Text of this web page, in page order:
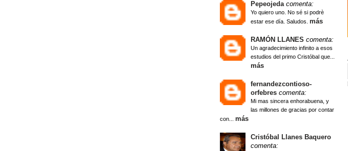
Pepeojeda comenta:
Yo quiero uno. No sé si podrè
estar ese día. Saludos. más
RAMÓN LLANES comenta:
Un agradecimiento infinito a esos
estudios del primo Cristóbal que...
más
fernandezcontioso-
orfebres comenta:
Mi mas sincera enhorabuena, y
las millones de gracias por contar
con... más
Cristóbal Llanes Baquero
comenta: